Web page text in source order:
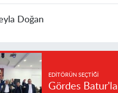
Doğan
EDITÖRÜN SEÇTIĞI
Gördes